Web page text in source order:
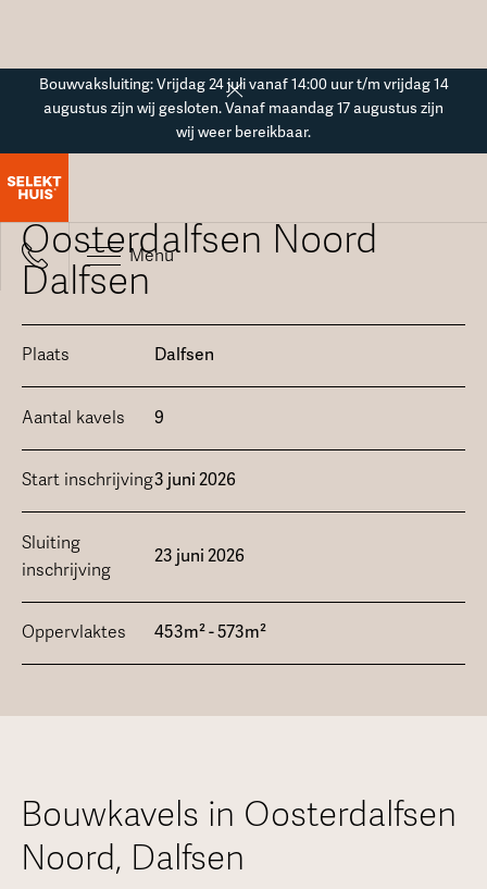
Bouwvaksluiting: Vrijdag 24 juli vanaf 14:00 uur t/m vrijdag 14
augustus zijn wij gesloten. Vanaf maandag 17 augustus zijn
wij weer bereikbaar.
Menu
Kaveloverzicht
Oosterdalfsen Noord
Dalfsen
Plaats Dalfsen
Aantal kavels 9
Start inschrijving3 juni 2026
Sluiting
inschrijving
23 juni 2026
Oppervlaktes 453m² - 573m²
Bouwkavels in Oosterdalfsen
Noord, Dalfsen